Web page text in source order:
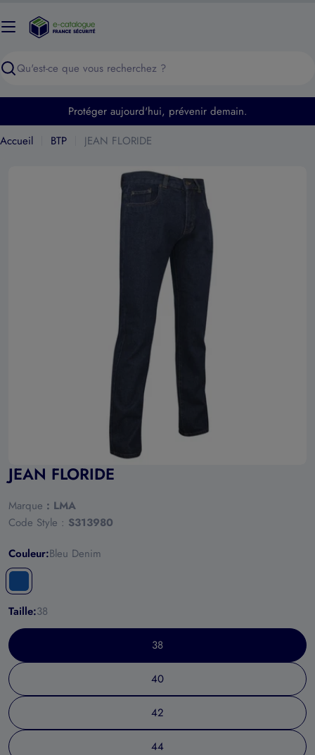
au
Recherche
Protéger aujourd'hui, prévenir demain.
Accueil
BTP JEAN FLORIDE
Ouvrir le média 0 en mode modal
JEAN FLORIDE
Marque : LMA
Code Style : S313980
Couleur:Bleu Denim
Taille:38
38
40
42
44